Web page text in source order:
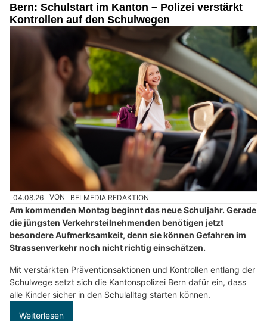
Bern: Schulstart im Kanton – Polizei verstärkt
Kontrollen auf den Schulwegen
04.08.26 VON BELMEDIA REDAKTION
Am kommenden Montag beginnt das neue Schuljahr. Gerade
die jüngsten Verkehrsteilnehmenden benötigen jetzt
besondere Aufmerksamkeit, denn sie können Gefahren im
Strassenverkehr noch nicht richtig einschätzen.
Mit verstärkten Präventionsaktionen und Kontrollen entlang der
Schulwege setzt sich die Kantonspolizei Bern dafür ein, dass
alle Kinder sicher in den Schulalltag starten können.
Weiterlesen